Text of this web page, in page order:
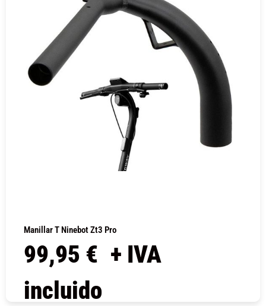
Manillar T Ninebot Zt3 Pro
99,95 € + IVA
incluido